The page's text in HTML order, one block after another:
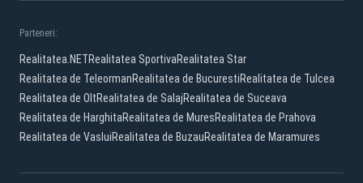
Parteneri:
Realitatea.NETRealitatea SportivaRealitatea Star
Realitatea de TeleormanRealitatea de BucurestiRealitatea de Tulcea
Realitatea de OltRealitatea de SalajRealitatea de Suceava
Realitatea de HarghitaRealitatea de MuresRealitatea de Prahova
Realitatea de VasluiRealitatea de BuzauRealitatea de Maramures